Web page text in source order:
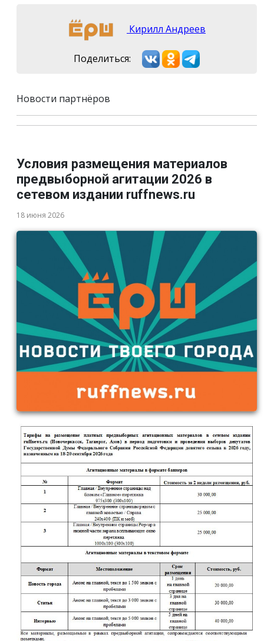
Кирилл Андреев
Поделиться:
Новости партнёров
Условия размещения материалов
предвыборной агитации 2026 в
сетевом издании ruffnews.ru
18 июня 2026